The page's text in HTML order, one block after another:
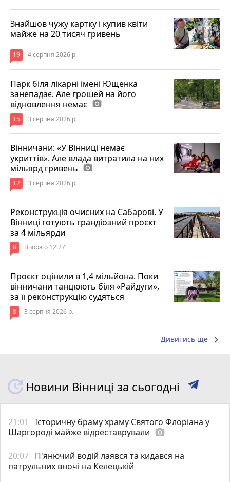
Знайшов чужу картку і купив квіти
майже на 20 тисяч гривень
19 4 серпня 2026 р.
Парк біля лікарні імені Ющенка
занепадає. Але грошей на його
відновлення немає photo_camera
15 3 серпня 2026 р.
Вінничани: «У Вінниці немає
укриттів». Але влада витратила на них
мільярд гривень photo_camera
12 3 серпня 2026 р.
Реконструкція очисних на Сабарові. У
Вінниці готують грандіозний проєкт
за 4 мільярди
8 Вчора о 12:27
Проєкт оцінили в 1,4 мільйона. Поки
вінничани танцюють біля «Райдуги»,
за її реконструкцію судяться
8 3 серпня 2026 р.
Дивитись ще keyboard_arrow_right
Новини Вінниці за сьогодні
21:01
Історичну браму храму Святого Флоріана у
Шаргороді майже відреставрували photo_camera
20:07 П'янючий водій лаявся та кидався на
патрульних вночі на Келецькій